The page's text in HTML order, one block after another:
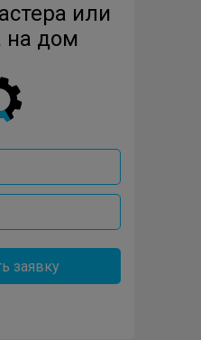
LG
SCHAUB-LORENZ
WEISSGAUFF
или
на дом
заявку